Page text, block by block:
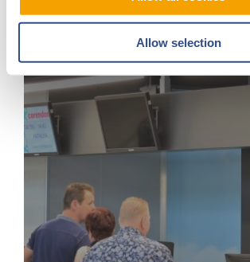
Allow selection